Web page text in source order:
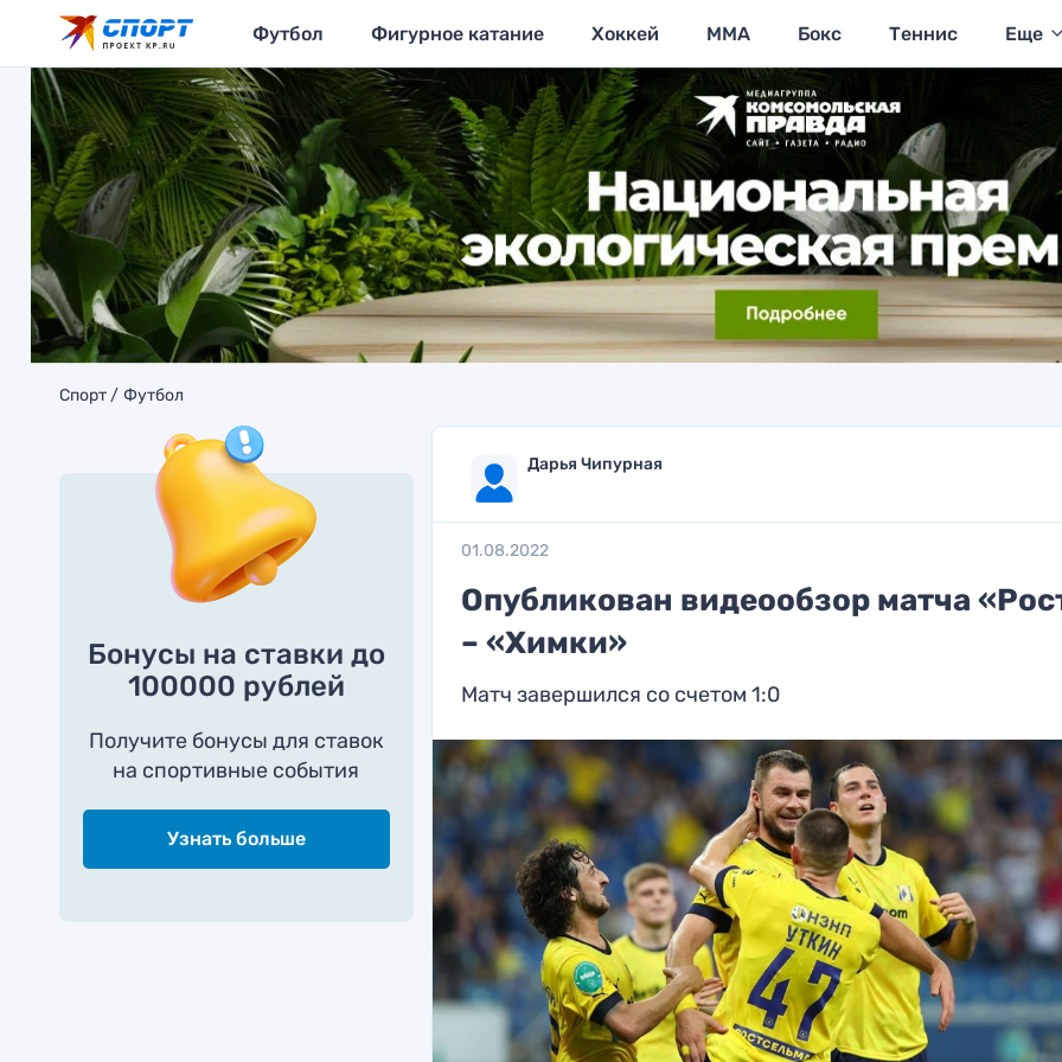
Футбол Фигурное катание Хоккей MMA Бокс Теннис Еще
Спорт Футбол
Бонусы на ставки до
100000 рублей
Получите бонусы для ставок
на спортивные события
Узнать больше
Дарья Чипурная
01.08.2022
Опубликован видеообзор матча
– «Химки»
Матч завершился со счетом 1:0